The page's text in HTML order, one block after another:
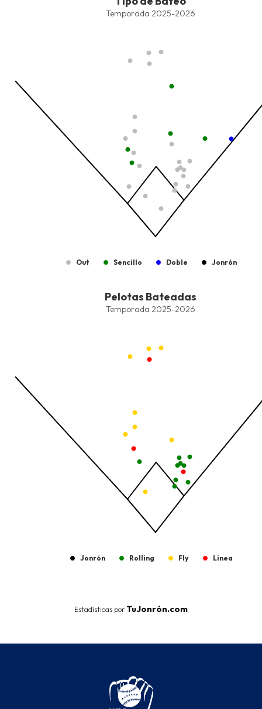
Combination chart with 8 data series.
The chart has 1 X axis displaying values. Data ranges from -
Temporada 2025-2026
Out Sencillo Doble Jonrón
Combination chart with 8 data series.
The chart has 1 X axis displaying values. Data ranges from -
Pelotas Bateadas
Temporada 2025-2026
Jonrón Rolling Fly Linea
Estadísticas por TuJonrón.com